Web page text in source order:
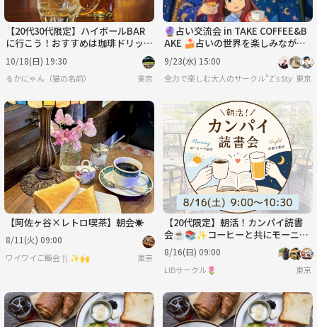
【20代30代限定】ハイボールBAR
に行こう！おすすめは珈琲ドリップ
ハイボール★です🍭🍭
10/18(日) 19:30
るかにゃん（猫の名前） 東京
🔮占い交流会 in TAKE COFFEE&B
AKE 🍰占いの世界を楽しみなが
ら、新しい出会いを見つけよう！
☕
9/23(水) 15:00
全力で楽しむ大人のサークル"Z’s Style"東京
【阿佐ヶ谷×レトロ喫茶】朝会☀️
8/11(火) 09:00
ワイワイご飯会🍴✨🙌 東京
【20代限定】朝活！カンパイ読書
会☕️📚✨コーヒーと共にモーニン
グを食べながら本を語ろう！
8/16(日) 09:00
LIBサークル🌷 東京